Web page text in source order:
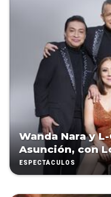
Wanda Nara y
Asunción, con
ESPECTÁCULOS